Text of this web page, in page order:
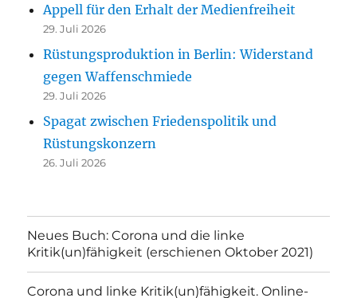
Appell für den Erhalt der Medienfreiheit
29. Juli 2026
Rüstungsproduktion in Berlin: Widerstand
gegen Waffenschmiede
29. Juli 2026
Spagat zwischen Friedenspolitik und
Rüstungskonzern
26. Juli 2026
Neues Buch: Corona und die linke
Kritik(un)fähigkeit (erschienen Oktober 2021)
Corona und linke Kritik(un)fähigkeit. Online-